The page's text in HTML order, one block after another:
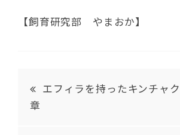
【飼育研究部 やまおか】
エフィラを持ったキンチャ
章